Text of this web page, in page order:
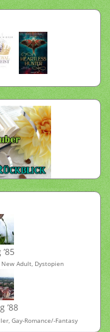
New Adult, Dystopien
’88
Gay-Romance/-Fantasy